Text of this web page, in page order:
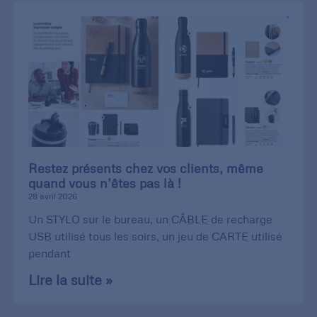
Restez présents chez vos clients, même
quand vous n’êtes pas là !
28 avril 2026
Un STYLO sur le bureau, un CÂBLE de recharge
USB utilisé tous les soirs, un jeu de CARTE utilisé
pendant
Lire la suite »